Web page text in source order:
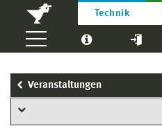
Technik
Veranstaltungen